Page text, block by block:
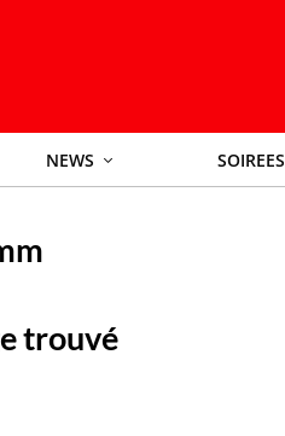
NEWS SOIREES
trouvé